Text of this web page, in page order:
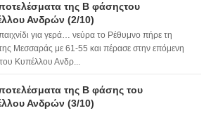
της Β φάσηςτου
Ανδρών (2/10)
για γερά… νεύρα το Ρέθυμνο πήρε τη
Μεσσαράς με 61-55 και πέρασε στην επόμενη
Κυπέλλου Ανδρ...
της Β φάσης του
Ανδρών (3/10)